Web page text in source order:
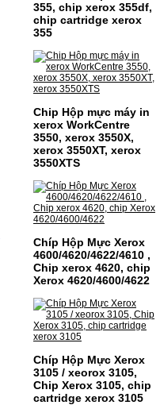
355, chip xerox 355df,
chip cartridge xerox
355
Chip Hộp mực máy in
xerox WorkCentre
3550, xerox 3550X,
xerox 3550XT, xerox
3550XTS
Chíp Hộp Mực Xerox
4600/4620/4622/4610 ,
Chip xerox 4620, chip
Xerox 4620/4600/4622
Chíp Hộp Mực Xerox
3105 / xeorox 3105,
Chip Xerox 3105, chip
cartridge xerox 3105